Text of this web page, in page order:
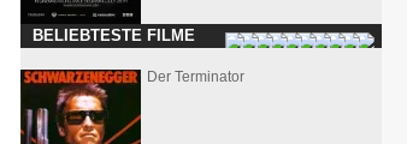
BELIEBTESTE FILME
Der Terminator